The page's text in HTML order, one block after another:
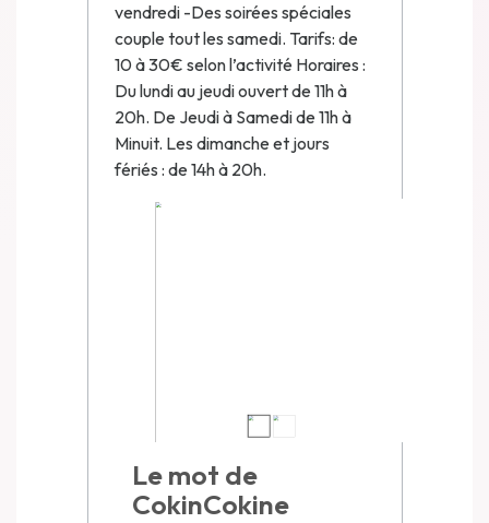
vendredi -Des soirées spéciales
couple tout les samedi. Tarifs: de
10 à 30€ selon l’activité Horaires :
Du lundi au jeudi ouvert de 11h à
20h. De Jeudi à Samedi de 11h à
Minuit. Les dimanche et jours
fériés : de 14h à 20h.
Le mot de
CokinCokine